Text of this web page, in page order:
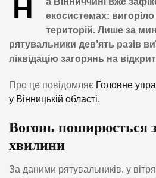
Н
екосистемах: вигоріло
територій. Лише за
рятувальники дев’ять разів
ліквідацію загорянь на
Про це повідомляє Головне
у Вінницькій області.
Вогонь поширюється
хвилини
За даними рятувальників, у